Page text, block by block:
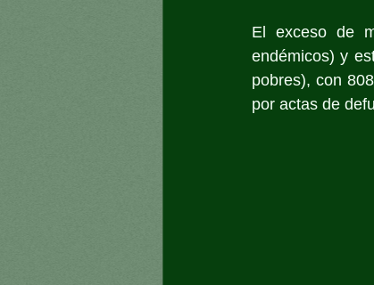
El exceso de
endémicos) y
pobres), con
por actas de